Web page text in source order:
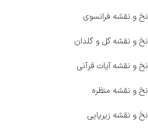
نخ و نقشه فرانسوی
نخ و نقشه گل و گلدان
نخ و نقشه آیات قرآنی
نخ و نقشه منظره
نخ و نقشه زیرپایی